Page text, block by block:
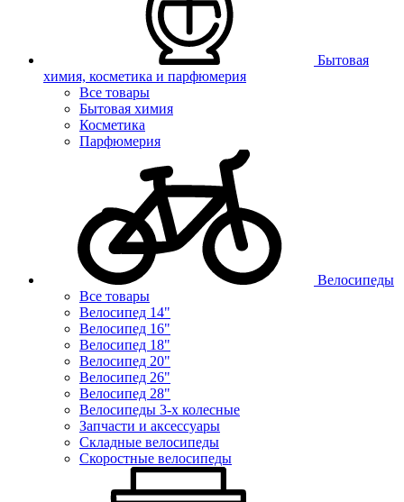
Бытовая
химия, косметика и парфюмерия
Все товары
Бытовая химия
Косметика
Парфюмерия
Велосипеды
Все товары
Велосипед 14"
Велосипед 16"
Велосипед 18"
Велосипед 20"
Велосипед 26"
Велосипед 28"
Велосипеды 3-х колесные
Запчасти и аксессуары
Складные велосипеды
Скоростные велосипеды